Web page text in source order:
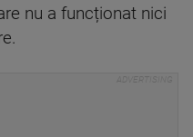
nu a funcționat nici